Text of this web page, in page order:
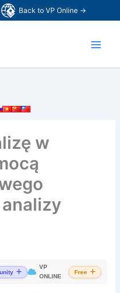
Back to VP Online →
w
VP
ONLINE
Free